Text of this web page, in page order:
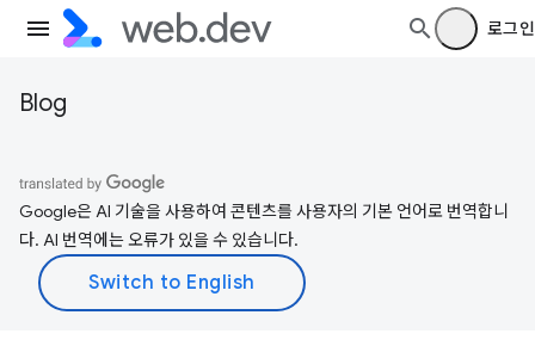
로그인
Blog
Google은 AI 기술을 사용하여 콘텐츠를 사용자의 기본 언어로 번역합니
다. AI 번역에는 오류가 있을 수 있습니다.